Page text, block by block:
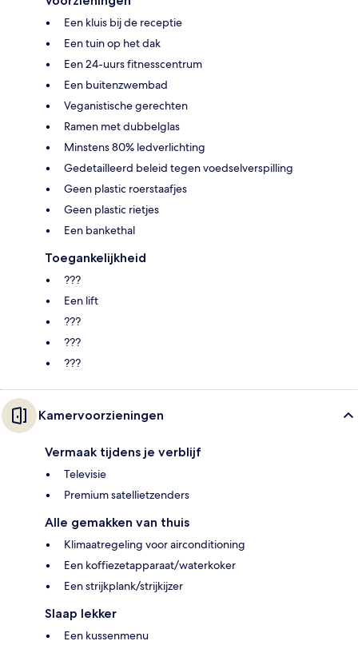
Een kluis bij de receptie
Een tuin op het dak
Een 24-uurs fitnesscentrum
Een buitenzwembad
Veganistische gerechten
Ramen met dubbelglas
Minstens 80% ledverlichting
Gedetailleerd beleid tegen voedselverspilling
Geen plastic roerstaafjes
Geen plastic rietjes
Een bankethal
Toegankelijkheid
???
Een lift
???
???
???
Kamervoorzieningen
Vermaak tijdens je verblijf
Televisie
Premium satellietzenders
Alle gemakken van thuis
Klimaatregeling voor airconditioning
Een koffiezetapparaat/waterkoker
Een strijkplank/strijkijzer
Slaap lekker
Een kussenmenu